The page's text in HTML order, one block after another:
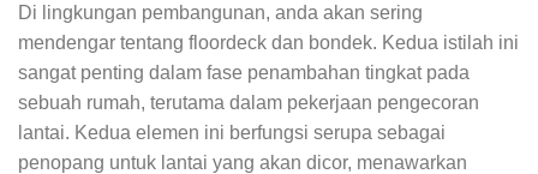
Di lingkungan pembangunan, anda akan sering
mendengar tentang floordeck dan bondek. Kedua istilah ini
sangat penting dalam fase penambahan tingkat pada
sebuah rumah, terutama dalam pekerjaan pengecoran
lantai. Kedua elemen ini berfungsi serupa sebagai
penopang untuk lantai yang akan dicor, menawarkan